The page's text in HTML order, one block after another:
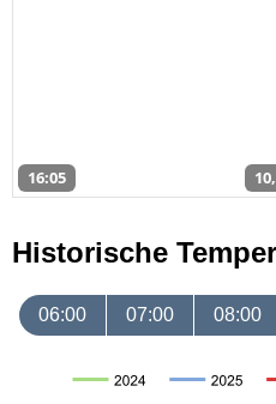
16:05
Historische
06:00 07:00 08:00